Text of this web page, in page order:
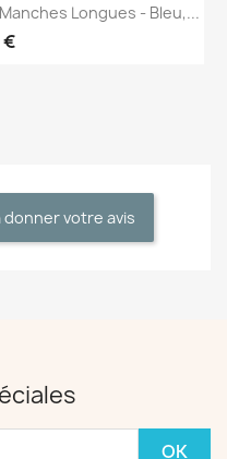
Longues - Bleu,...
€
donner votre avis